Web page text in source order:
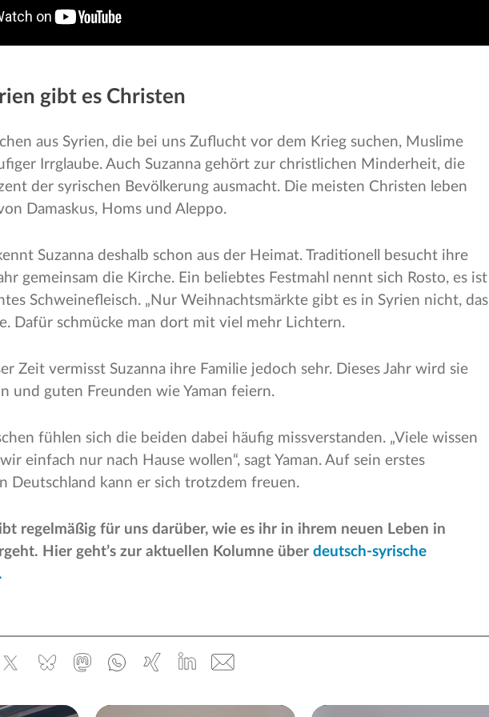
gibt es Christen
aus Syrien, die bei uns Zuflucht vor dem Krieg suchen, Muslime
Irrglaube. Auch Suzanna gehört zur christlichen Minderheit, die
der syrischen Bevölkerung ausmacht. Die meisten Christen leben
Damaskus, Homs und Aleppo.
Suzanna deshalb schon aus der Heimat. Traditionell besucht ihre
gemeinsam die Kirche. Ein beliebtes Festmahl nennt sich Rosto, es ist
Schweinefleisch. „Nur Weihnachtsmärkte gibt es in Syrien nicht, das
Dafür schmücke man dort mit viel mehr Lichtern.
Zeit vermisst Suzanna ihre Familie jedoch sehr. Dieses Jahr wird sie
und guten Freunden wie Yaman feiern.
fühlen sich die beiden dabei häufig missverstanden. „Viele wissen
einfach nur nach Hause wollen“, sagt Yaman. Auf sein erstes
Deutschland kann er sich trotzdem freuen.
regelmäßig für uns darüber, wie es ihr in ihrem neuen Leben in
Hier geht’s zur aktuellen Kolumne über deutsch-syrische
x.com BlueskyMastodonWhatsapp
Xing
Linked